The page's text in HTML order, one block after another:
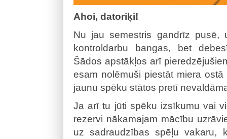
Ahoi, datoriķi!
Nu jau semestris gandrīz pusē,
kontroldarbu bangas, bet
Šādos apstākļos arī
esam nolēmuši piestāt miera
jaunu spēku stātos pretī
Ja arī tu jūti spēku izsīkumu vai
rezervi nākamajam mācību
uz sadraudzības spēļu vakaru,